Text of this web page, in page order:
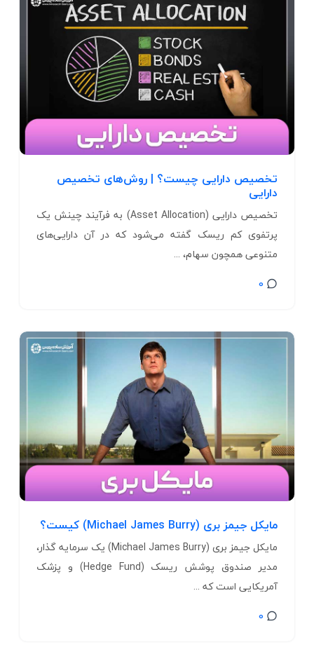
تخصیص دارایی چیست؟ | روش‌های تخصیص
دارایی
تخصیص دارایی (Asset Allocation) به فرآیند چینش یک
پرتفوی کم ریسک گفته می‌شود که در آن دارایی‌های
متنوعی همچون سهام، ...
0
مایکل جیمز بری (Michael James Burry) کیست؟
مایکل جیمز بری (Michael James Burry) یک سرمایه‌ گذار،
مدیر صندوق‌ پوشش ریسک (Hedge Fund) و پزشک
آمریکایی است که ...
0